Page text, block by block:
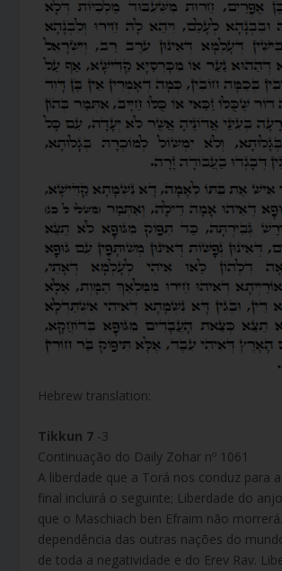
Hebrew translation:
Tikkun 7 -3
Continuação do Daily Zohar nº 1061
A liberdade que a Torá nos conduz para
final incluirá o seguinte; Liberdade do
que o Maschiach ben Efraim não
dependência das outras nações do
de toda a negatividade e do Erev Rav.